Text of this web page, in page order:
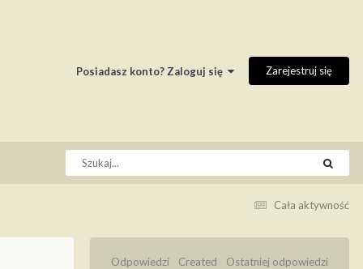
Posiadasz konto? Zaloguj się Zarejestruj się
Cała aktywność
Odpowiedzi Created Ostatniej odpowiedzi